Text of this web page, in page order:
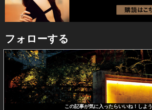
フォローする
この記事が気に入ったらいいね！しよう